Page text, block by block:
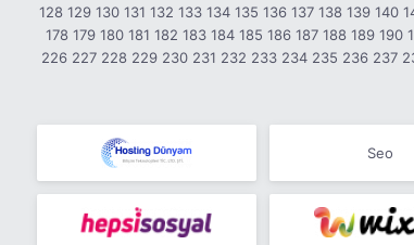
128 129 130 131 132 133 134 135 136 137 138 139 140
178 179 180 181 182 183 184 185 186 187 188 189 190
226 227 228 229 230 231 232 233 234 235 236 237
Seo